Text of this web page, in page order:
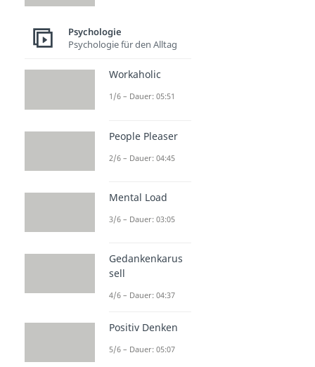
Psychologie
Psychologie für den Alltag
Workaholic
1/6 – Dauer: 05:51
People Pleaser
2/6 – Dauer: 04:45
Mental Load
3/6 – Dauer: 03:05
Gedankenkarus
sell
4/6 – Dauer: 04:37
Positiv Denken
5/6 – Dauer: 05:07